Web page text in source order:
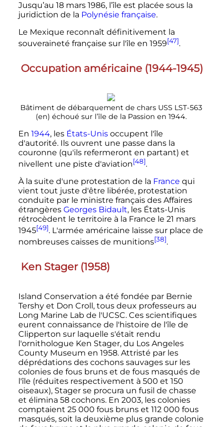
Jusqu’au 18 mars 1986, l’île est placée sous la
juridiction de la Polynésie française.
Le Mexique reconnaît définitivement la
souveraineté française sur l'île en 1959[47].
Occupation américaine (1944-1945)
Bâtiment de débarquement de chars USSLST-563
(en) échoué sur l’île de la Passion en 1944.
En 1944, les États-Unisoccupent l'île
d'autorité. Ils ouvrent une passe dans la
couronne (qu'ils refermeront en partant) et
nivellent une piste d'aviation[48].
À la suite d'une protestation de la France qui
vient tout juste d'être libérée, protestation
conduite par le ministre français des Affaires
étrangères Georges Bidault, les États-Unis
rétrocèdent le territoire à la France le 21 mars
1945[49]. L'armée américaine laisse sur place de
nombreuses caisses de munitions[38].
Ken Stager (1958)
Island Conservation a été fondée par Bernie
Tershy et Don Croll, tous deux professeurs au
Long Marine Lab de l'UCSC. Ces scientifiques
eurent connaissance de l'histoire de l'île de
Clipperton sur laquelle s'était rendu
l'ornithologue Ken Stager, du Los Angeles
County Museum en 1958. Attristé par les
déprédations des cochons sauvages sur les
colonies de fous bruns et de fous masqués de
l'île (réduites respectivement à 500 et 150
oiseaux), Stager se procura un fusil de chasse
et élimina 58 cochons. En 2003, les colonies
comptaient 25 000 fousbruns et 112 000 fous
masqués, soit la deuxième plus grande colonie